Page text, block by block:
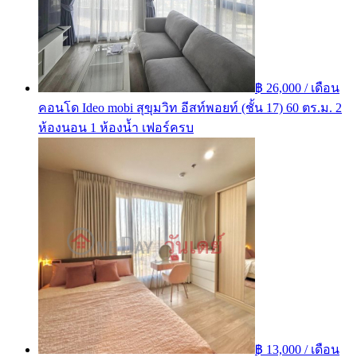
฿ 26,000 / เดือน
คอนโด Ideo mobi สุขุมวิท อีสท์พอยท์ (ชั้น 17) 60 ตร.ม. 2
ห้องนอน 1 ห้องน้ำ เฟอร์ครบ
฿ 13,000 / เดือน